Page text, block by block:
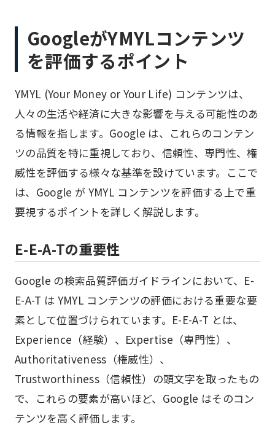
GoogleがYMYLコンテンツ
を評価するポイント
YMYL (Your Money or Your Life) コンテンツは、
人々の生活や経済に大きな影響を与える可能性のあ
る情報を指します。Google は、これらのコンテン
ツの品質を特に重視しており、信頼性、専門性、権
威性を評価する様々な基準を設けています。ここで
は、Google が YMYL コンテンツを評価する上で重
要視するポイントを詳しく解説します。
E-E-A-Tの重要性
Google の検索品質評価ガイドラインにおいて、E-
E-A-T は YMYL コンテンツの評価における重要な要
素として位置づけられています。E-E-A-T とは、
Experience（経験）、Expertise（専門性）、
Authoritativeness（権威性）、
Trustworthiness（信頼性）の頭文字を取ったもの
で、これらの要素が高いほど、Google はそのコン
テンツを高く評価します。